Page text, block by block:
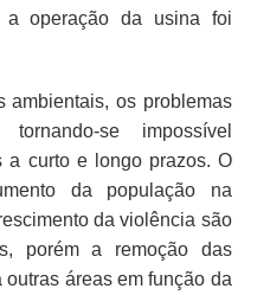
a operação da usina foi
ambientais, os problemas
se impossível
a curto e longo prazos. O
da população na
da violência são
porém a remoção das
áreas em função da